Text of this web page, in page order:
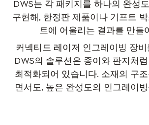
DWS는 각 패키지를 하나의 완성
구현해, 한정판 제품이나 기프트
트에 어울리는 결과를 만들
커넥티드 레이저 인그레이빙 장
DWS의 솔루션은 종이와 판지처
최적화되어 있습니다. 소재의 구
면서도, 높은 완성도의 인그레이